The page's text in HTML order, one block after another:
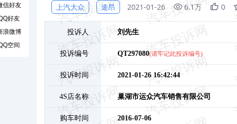
上汽大众 途昂 2021-01-26 6.1万 0
投诉人 刘 先生
投诉编号 QT297080(请牢记此投诉编号)
投诉时间 2021-01-26 16:42:44
4S店名称 巢湖市运众汽车销售有限公司
购车时间 2016-07-06
信好友
好友
浪微博
空间